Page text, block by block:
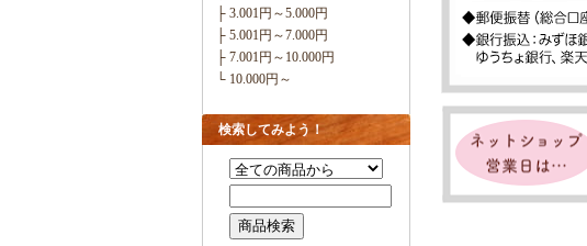
├ 3.001円～5.000円
├ 5.001円～7.000円
├ 7.001円～10.000円
└ 10.000円～
検索してみよう！